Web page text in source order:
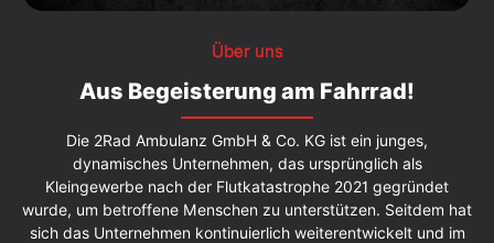
Über uns
Aus Begeisterung am Fahrrad!
Die 2Rad Ambulanz GmbH & Co. KG ist ein junges,
dynamisches Unternehmen, das ursprünglich als
Kleingewerbe nach der Flutkatastrophe 2021 gegründet
wurde, um betroffene Menschen zu unterstützen. Seitdem hat
sich das Unternehmen kontinuierlich weiterentwickelt und im